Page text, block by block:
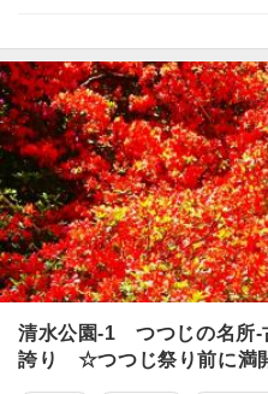
清水公園-1 つつじの名所
誇り ☆つつじ祭り前に満